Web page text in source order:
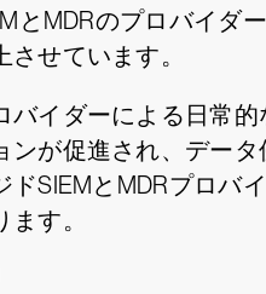
とMDRのプロバイダ
せています。
イダーによる日常
が促進され、デー
SIEMとMDRプロ
す。